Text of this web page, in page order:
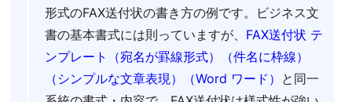
形式のFAX送付状の書き方の例です。ビジネス文
書の基本書式には則っていますが、 FAX送付状 テ
ンプレート（宛名が罫線形式）（件名に枠線）
（シンプルな文章表現）（Word ワード） と同一